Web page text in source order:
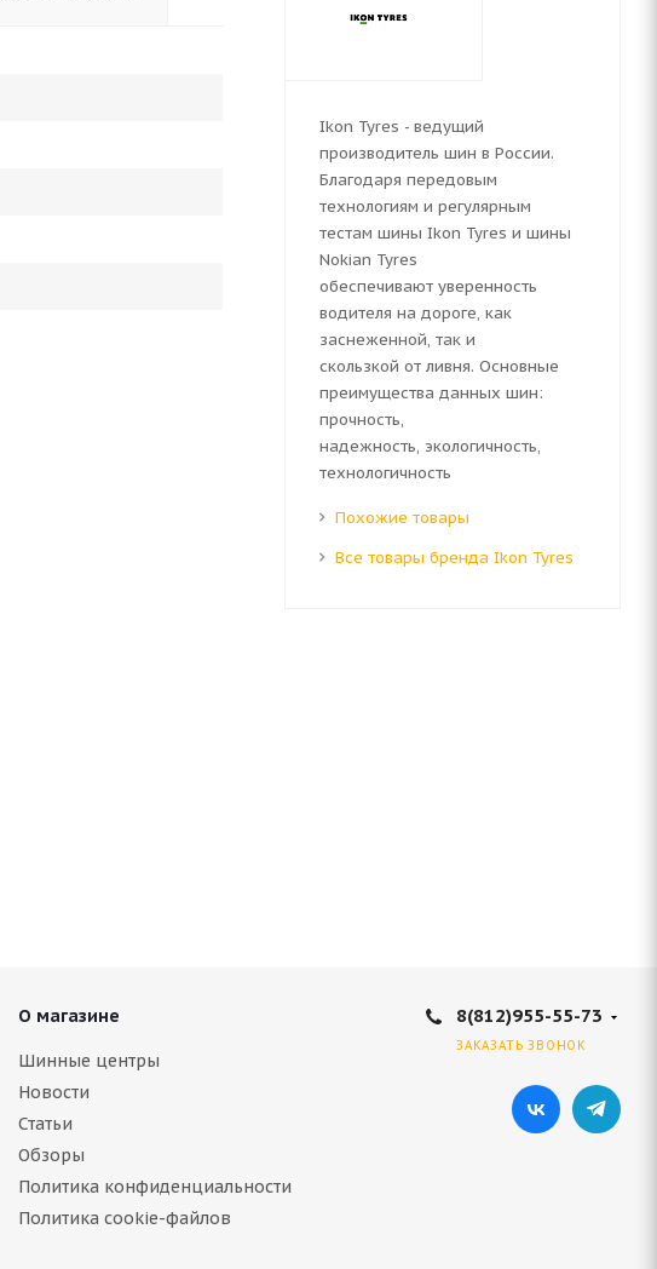
Ikon Tyres - ведущий
производитель шин в России.
Благодаря передовым
технологиям и регулярным
тестам шины Ikon Tyres и шины
Nokian Tyres
обеспечивают уверенность
водителя на дороге, как
заснеженной, так и
скользкой от ливня. Основные
преимущества данных шин:
прочность,
надежность, экологичность,
технологичность
Похожие товары
Все товары бренда Ikon Tyres
О магазине
Шинные центры
Новости
Статьи
Обзоры
Политика конфиденциальности
Политика cookie-файлов
8(812)955-55-73
ЗАКАЗАТЬ ЗВОНОК